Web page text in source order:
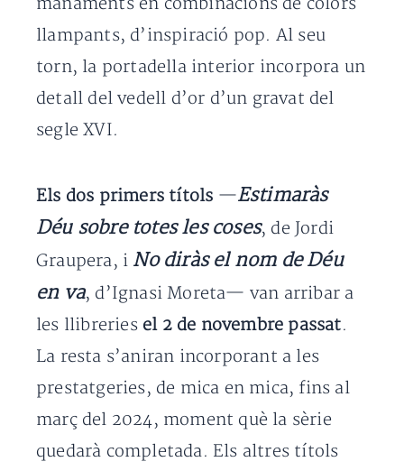
llampants, d’inspiració pop. Al seu
torn, la portadella interior incorpora un
detall del vedell d’or d’un gravat del
segle XVI.
Els dos primers títols —Estimaràs
Déu sobre totes les coses, de Jordi
Graupera, i No diràs el nom de Déu
en va, d’Ignasi Moreta— van arribar a
les llibreries el 2 de novembre passat.
La resta s’aniran incorporant a les
prestatgeries, de mica en mica, fins al
març del 2024, moment què la sèrie
quedarà completada. Els altres títols